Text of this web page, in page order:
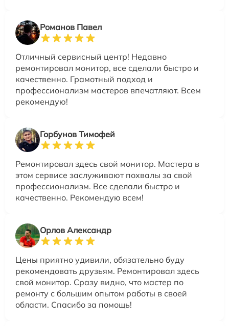
Романов Павел
Отличный сервисный центр! Недавно
ремонтировал монитор, все сделали быстро и
качественно. Грамотный подход и
профессионализм мастеров впечатляют. Всем
рекомендую!
Горбунов Тимофей
Ремонтировал здесь свой монитор. Мастера в
этом сервисе заслуживают похвалы за свой
профессионализм. Все сделали быстро и
качественно. Рекомендую всем!
Орлов Александр
Цены приятно удивили, обязательно буду
рекомендовать друзьям. Ремонтировал здесь
свой монитор. Сразу видно, что мастер по
ремонту с большим опытом работы в своей
области. Спасибо за помощь!